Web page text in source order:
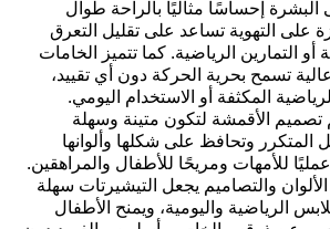
البشرة إحساسًا مثاليًا بالراحة طوال
على التهوية تساعد على تقليل التعرق
أو التمارين الرياضية. كما تتميز الخامات
تسمح بحرية الحركة دون أي تقييد،
المكثفة أو الاستخدام اليومي.
تصميم الأقمشة لتكون متينة وسهلة
المتكرر وتحافظ على شكلها وألوانها
عمليًا للأمهات ومريحًا للأطفال والمراهقين.
والتصاميم يجعل التيشيرتات سهلة
الرياضية واليومية، ويمنح الأطفال